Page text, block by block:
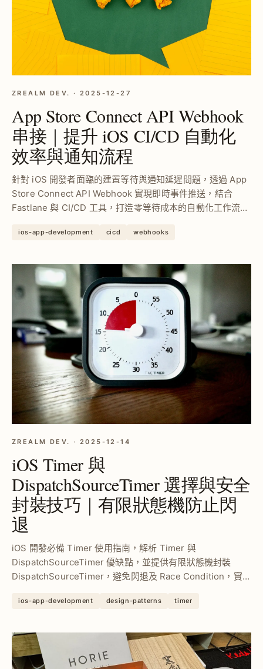
ZREALM DEV. · 2025-12-27
App Store Connect API Webhook
串接｜提升 iOS CI/CD 自動化
效率與通知流程
針對 iOS 開發者面臨的建置等待與通知延遲問題，透過 App
Store Connect API Webhook 實現即時事件推送，結合
Fastlane 與 CI/CD 工具，打造零等待成本的自動化工作流
ios-app-development cicd webhooks
ZREALM DEV. · 2025-12-14
iOS Timer 與
DispatchSourceTimer 選擇與安全
封裝技巧｜有限狀態機防止閃
退
iOS 開發必備 Timer 使用指南，解析 Timer 與
DispatchSourceTimer 優缺點，並提供有限狀態機封裝
DispatchSourceTimer，避免閃退及 Race Condition，實現
ios-app-development design-patterns timer